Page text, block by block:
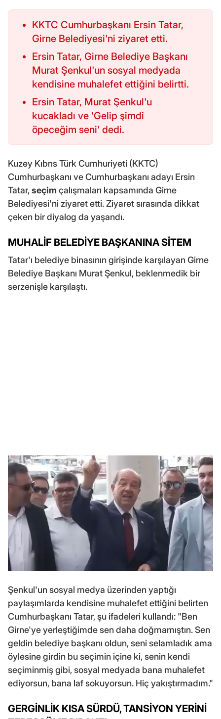
KKTC Cumhurbaşkanı Ersin Tatar,
Girne Belediyesi'ni ziyaret etti.
Ersin Tatar, Girne Belediye Başkanı
Murat Şenkul'un sosyal medyada
kendisine muhalefet ettiğini belirtti.
Ersin Tatar, Murat Şenkul'u
kucakladı ve 'Gelip şimdi
öpeceğim seni' dedi.
Kuzey Kıbrıs Türk Cumhuriyeti (KKTC)
Cumhurbaşkanı ve Cumhurbaşkanı adayı Ersin
Tatar,seçim çalışmaları kapsamında Girne
Belediyesi'ni ziyaret etti. Ziyaret sırasında dikkat
çeken bir diyalog da yaşandı.
MUHALİF BELEDİYE BAŞKANINA SİTEM
Tatar'ı belediye binasının girişinde karşılayan Girne
Belediye Başkanı Murat Şenkul, beklenmedik bir
serzenişle karşılaştı.
Şenkul'un sosyal medya üzerinden yaptığı
paylaşımlarda kendisine muhalefet ettiğini belirten
Cumhurbaşkanı Tatar, şu ifadeleri kullandı: "Ben
Girne'ye yerleştiğimde sen daha doğmamıştın. Sen
geldin belediye başkanı oldun, seni selamladık ama
öylesine girdin bu seçimin içine ki, senin kendi
seçiminmiş gibi, sosyal medyada bana muhalefet
ediyorsun, bana laf sokuyorsun. Hiç yakıştırmadım."
GERGİNLİK KISA SÜRDÜ, TANSİYON YERİNİ